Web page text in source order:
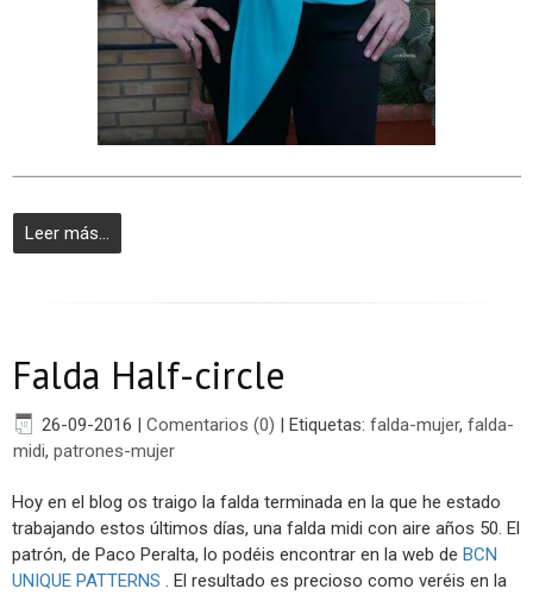
Leer más...
Falda Half-circle
26-09-2016 Comentarios (0) Etiquetas: falda-mujer, falda-
midi, patrones-mujer
Hoy en el blog os traigo la falda terminada en la que he estado
trabajando estos últimos días, una falda midi con aire años 50. El
patrón, de Paco Peralta, lo podéis encontrar en la web de BCN
UNIQUE PATTERNS . El resultado es precioso como veréis en la